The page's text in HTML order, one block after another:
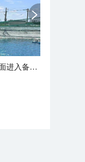
台风马上逼近！沿海各地已经全面进入备战状态